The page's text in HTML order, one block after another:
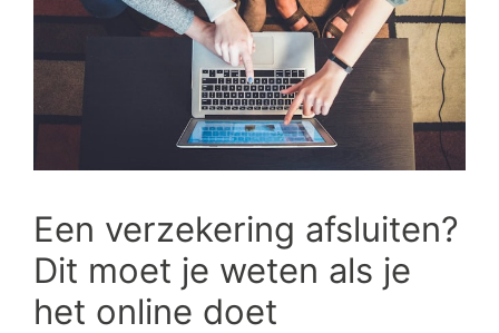
Een verzekering afsluiten?
Dit moet je weten als je
het online doet